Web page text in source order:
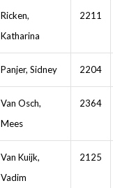
Ricken,
Katharina
2211
Panjer, Sidney 2204
Van Osch,
Mees
2364
Van Kuijk,
Vadim
2125